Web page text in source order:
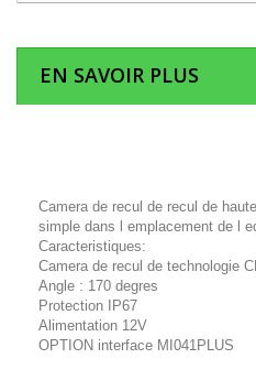
EN SAVOIR PLUS
Camera de recul de recul de
simple dans l emplacement de l
Caracteristiques:
Camera de recul de technologie
Angle : 170 degres
Protection IP67
Alimentation 12V
OPTION interface MI041PLUS